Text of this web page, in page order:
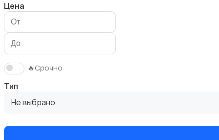
Измельчение и смешивание
Цена
🔥Срочно
Тип
Не выбрано